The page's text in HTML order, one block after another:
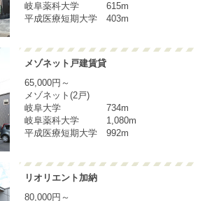
岐阜薬科大学 615m
平成医療短期大学 403m
メゾネット戸建賃貸
65,000円～
メゾネット(2戸)
岐阜大学 734m
岐阜薬科大学 1,080m
平成医療短期大学 992m
リオリエント加納
80,000円～